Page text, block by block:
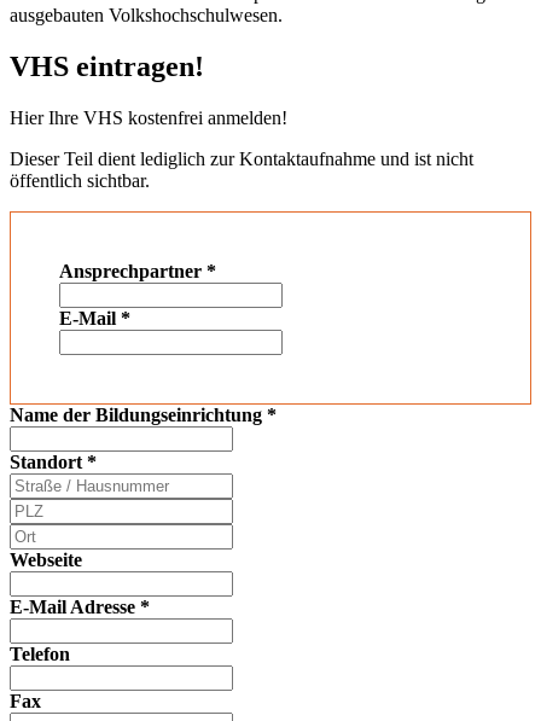
ausgebauten Volkshochschulwesen.
VHS eintragen!
Hier Ihre VHS kostenfrei anmelden!
Dieser Teil dient lediglich zur Kontaktaufnahme und ist nicht
öffentlich sichtbar.
Ansprechpartner *
E-Mail *
Name der Bildungseinrichtung *
Standort *
Webseite
E-Mail Adresse *
Telefon
Fax